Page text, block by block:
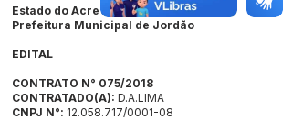
Estado do Acre
Prefeitura Municipal de Jordão
EDITAL
CONTRATO N° 075/2018
CONTRATADO(A): D.A.LIMA
CNPJ N°: 12.058.717/0001-08